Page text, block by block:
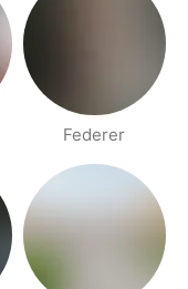
Federer